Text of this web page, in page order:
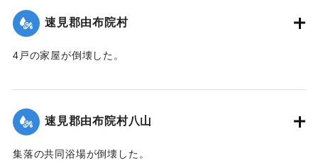
｜固有コード:
速見郡由布院村
4戸の家屋が倒壊した。
｜固有コード:00474055
速見郡由布院村八山
集落の共同浴場が倒壊した。